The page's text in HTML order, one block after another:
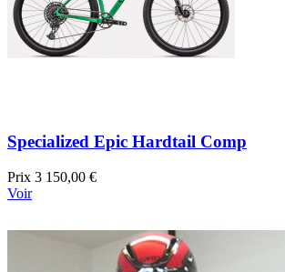
Specialized Epic Hardtail Comp
Prix 3 150,00 €
Voir